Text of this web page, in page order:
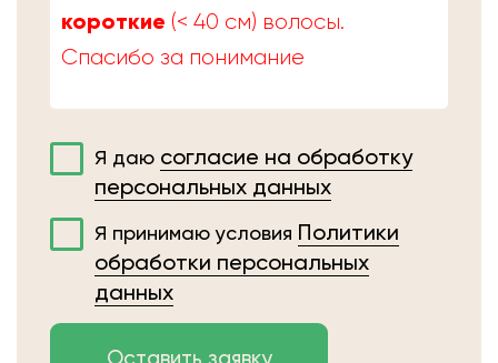
короткие (< 40 см) волосы.
Спасибо за понимание
Я даю согласие на обработку
персональных данных
Я принимаю условия Политики
обработки персональных
данных